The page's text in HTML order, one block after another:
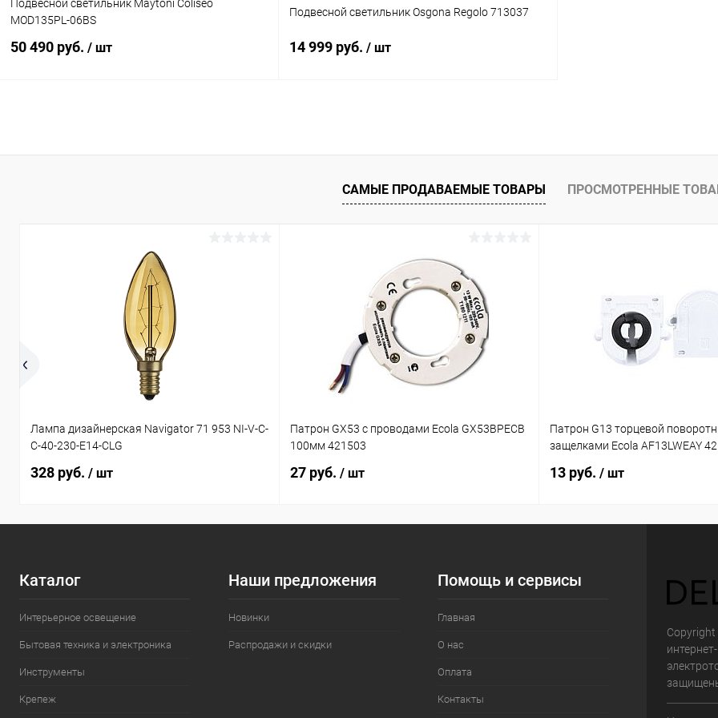
Подвесной светильник Maytoni Coliseo
MOD135PL-06BS
50 490 руб. / шт
Купить в 1 клик Сравнение
Подвесной светильник Osgona Regolo 713037
14 999 руб. / шт
Купить в 1 клик Сравнение
В избранное В наличии
САМЫЕ ПРОДАВАЕМЫЕ ТОВАРЫ ПРОСМОТРЕННЫЕ
Лампа дизайнерская Navigator 71 953 NI-V-C-
C-40-230-E14-CLG
328 руб. / шт
Патрон GX53 с проводами Ecola GX53BPECB
100мм 421503
27 руб. / шт
Патрон G13 торцевой
защелками Ecola AF13LWEAY
13 руб. / шт
Каталог
Интерьерное освещение
Бытовая техника и электроника
Инструменты
Крепеж
Наши предложения
Новинки
Распродажи и скидки
Помощь и сервисы
Главная
О нас
Оплата
Контакты